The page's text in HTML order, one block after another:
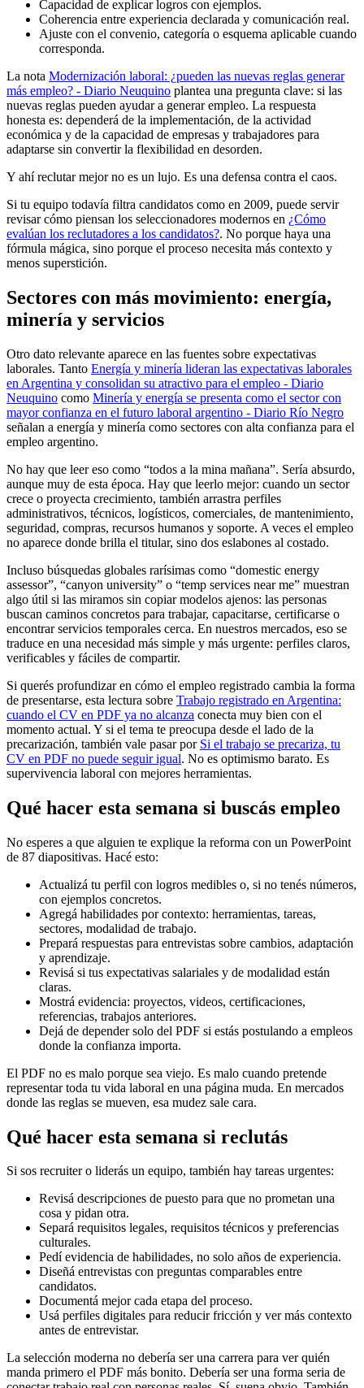
Capacidad de explicar logros con ejemplos.
Coherencia entre experiencia declarada y comunicación real.
Ajuste con el convenio, categoría o esquema aplicable cuando
corresponda.
La nota Modernización laboral: ¿pueden las nuevas reglas generar
más empleo? - Diario Neuquino plantea una pregunta clave: si las
nuevas reglas pueden ayudar a generar empleo. La respuesta
honesta es: dependerá de la implementación, de la actividad
económica y de la capacidad de empresas y trabajadores para
adaptarse sin convertir la flexibilidad en desorden.
Y ahí reclutar mejor no es un lujo. Es una defensa contra el caos.
Si tu equipo todavía filtra candidatos como en 2009, puede servir
revisar cómo piensan los seleccionadores modernos en ¿Cómo
evalúan los reclutadores a los candidatos?. No porque haya una
fórmula mágica, sino porque el proceso necesita más contexto y
menos superstición.
Sectores con más movimiento: energía,
minería y servicios
Otro dato relevante aparece en las fuentes sobre expectativas
laborales. Tanto Energía y minería lideran las expectativas laborales
en Argentina y consolidan su atractivo para el empleo - Diario
Neuquino como Minería y energía se presenta como el sector con
mayor confianza en el futuro laboral argentino - Diario Río Negro
señalan a energía y minería como sectores con alta confianza para el
empleo argentino.
No hay que leer eso como “todos a la mina mañana”. Sería absurdo,
aunque muy de esta época. Hay que leerlo mejor: cuando un sector
crece o proyecta crecimiento, también arrastra perfiles
administrativos, técnicos, logísticos, comerciales, de mantenimiento,
seguridad, compras, recursos humanos y soporte. A veces el empleo
no aparece donde brilla el titular, sino dos eslabones al costado.
Incluso búsquedas globales rarísimas como “domestic energy
assessor”, “canyon university” o “temp services near me” muestran
algo útil si las miramos sin copiar modelos ajenos: las personas
buscan caminos concretos para trabajar, capacitarse, certificarse o
encontrar servicios temporales cerca. En nuestros mercados, eso se
traduce en una necesidad más simple y más urgente: perfiles claros,
verificables y fáciles de compartir.
Si querés profundizar en cómo el empleo registrado cambia la forma
de presentarse, esta lectura sobre Trabajo registrado en Argentina:
cuando el CV en PDF ya no alcanza conecta muy bien con el
momento actual. Y si el tema te preocupa desde el lado de la
precarización, también vale pasar por Si el trabajo se precariza, tu
CV en PDF no puede seguir igual. No es optimismo barato. Es
supervivencia laboral con mejores herramientas.
Qué hacer esta semana si buscás empleo
No esperes a que alguien te explique la reforma con un PowerPoint
de 87 diapositivas. Hacé esto:
Actualizá tu perfil con logros medibles o, si no tenés números,
con ejemplos concretos.
Agregá habilidades por contexto: herramientas, tareas,
sectores, modalidad de trabajo.
Prepará respuestas para entrevistas sobre cambios, adaptación
y aprendizaje.
Revisá si tus expectativas salariales y de modalidad están
claras.
Mostrá evidencia: proyectos, videos, certificaciones,
referencias, trabajos anteriores.
Dejá de depender solo del PDF si estás postulando a empleos
donde la confianza importa.
El PDF no es malo porque sea viejo. Es malo cuando pretende
representar toda tu vida laboral en una página muda. En mercados
donde las reglas se mueven, esa mudez sale cara.
Qué hacer esta semana si reclutás
Si sos recruiter o liderás un equipo, también hay tareas urgentes:
Revisá descripciones de puesto para que no prometan una
cosa y pidan otra.
Separá requisitos legales, requisitos técnicos y preferencias
culturales.
Pedí evidencia de habilidades, no solo años de experiencia.
Diseñá entrevistas con preguntas comparables entre
candidatos.
Documentá mejor cada etapa del proceso.
Usá perfiles digitales para reducir fricción y ver más contexto
antes de entrevistar.
La selección moderna no debería ser una carrera para ver quién
manda primero el PDF más bonito. Debería ser una forma seria de